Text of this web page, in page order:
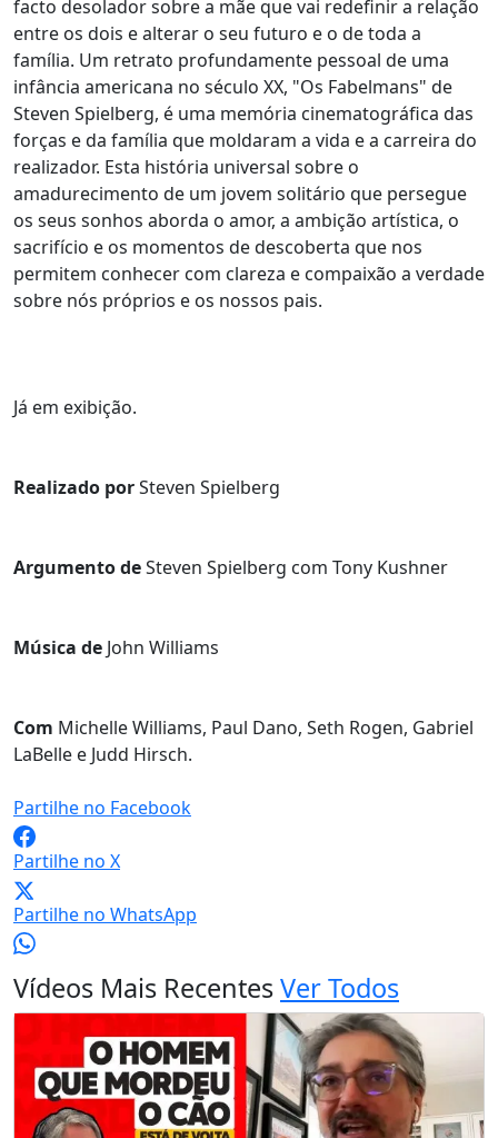
facto desolador sobre a mãe que vai redefinir a relação
entre os dois e alterar o seu futuro e o de toda a
família. Um retrato profundamente pessoal de uma
infância americana no século XX, "Os Fabelmans" de
Steven Spielberg, é uma memória cinematográfica das
forças e da família que moldaram a vida e a carreira do
realizador. Esta história universal sobre o
amadurecimento de um jovem solitário que persegue
os seus sonhos aborda o amor, a ambição artística, o
sacrifício e os momentos de descoberta que nos
permitem conhecer com clareza e compaixão a verdade
sobre nós próprios e os nossos pais.
Já em exibição.
Realizado porSteven Spielberg
Argumento deSteven Spielberg com Tony Kushner
Música de John Williams
Com Michelle Williams, Paul Dano, Seth Rogen, Gabriel
LaBelle e Judd Hirsch.
Partilhe no Facebook
Partilhe no X
Partilhe no WhatsApp
Vídeos Mais RecentesVer Todos